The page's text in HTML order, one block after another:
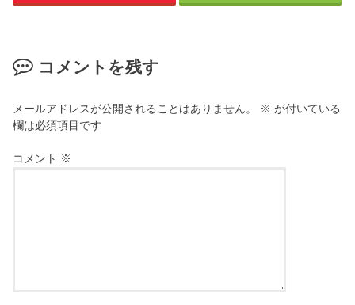
コメントを残す
メールアドレスが公開されることはありません。 ※ が付いている
欄は必須項目です
コメント ※